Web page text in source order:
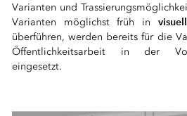
Varianten und
Varianten möglichst früh in
überführen, werden bereits für die
Öffentlichkeitsarbeit in der
eingesetzt.